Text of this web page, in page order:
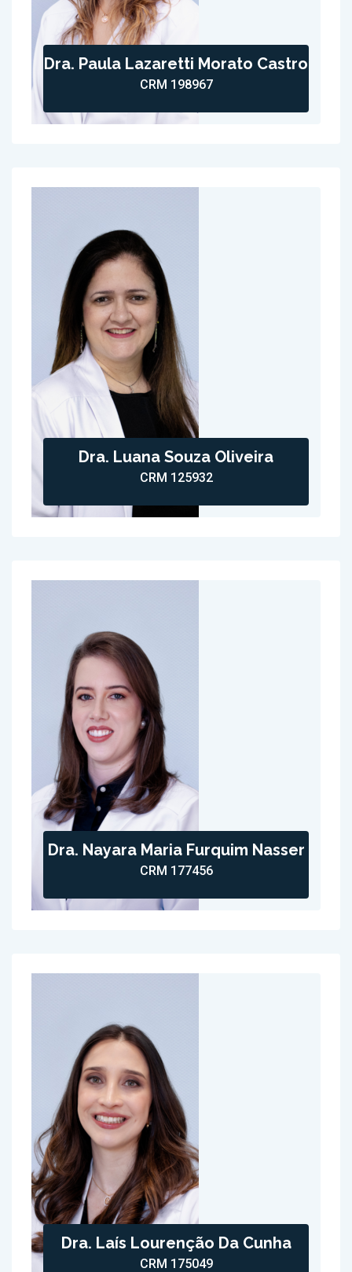
Dra. Paula Lazaretti Morato Castro
CRM 198967
Dra. Luana Souza Oliveira
CRM 125932
Dra. Nayara Maria Furquim Nasser
CRM 177456
Dra. Laís Lourenção Da Cunha
CRM 175049